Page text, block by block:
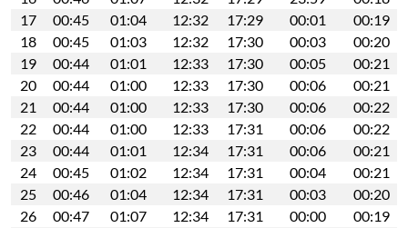
17
00:45 01:04 12:32 17:29 00:01
00:19
18
00:45 01:03 12:32 17:30 00:03
00:20
19
00:44 01:01 12:33 17:30 00:05
00:21
20
00:44 01:00 12:33 17:30 00:06
00:21
21
00:44 01:00 12:33 17:30 00:06
00:22
22
00:44 01:00 12:33 17:31 00:06
00:22
23
00:44 01:01 12:34 17:31 00:06
00:21
24
00:45 01:02 12:34 17:31 00:04
00:21
25
00:46 01:04 12:34 17:31 00:03
00:20
26
00:47 01:07 12:34 17:31 00:00
00:19